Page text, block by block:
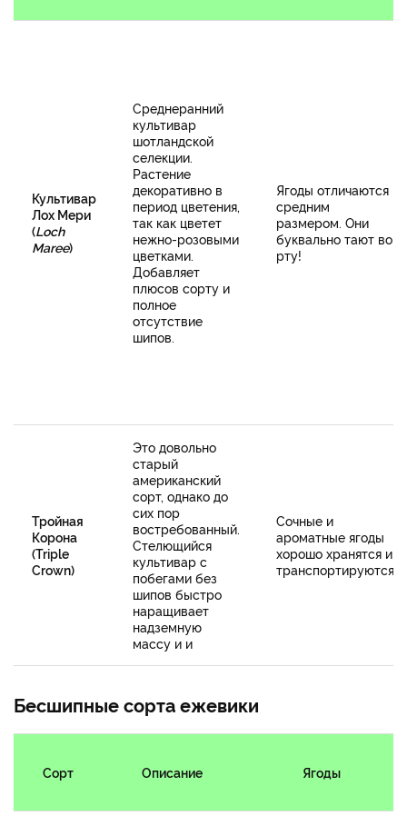
Культивар
Лох Мери
(Loch
Maree)
Среднеранний
культивар
шотландской
селекции.
Растение
декоративно в
период цветения,
так как цветет
нежно-розовыми
цветками.
Добавляет
плюсов сорту и
полное
отсутствие
шипов.
Ягоды отличаются
средним
размером. Они
буквально тают во
рту!
Тройная
Корона
(Triple
Crown)
Это довольно
старый
американский
сорт, однако до
сих пор
востребованный.
Стелющийся
культивар с
побегами без
шипов быстро
наращивает
надземную
массу и и
Сочные и
ароматные ягоды
хорошо хранятся и
транспортируются.
Бесшипные сорта ежевики
Сорт Описание Ягоды